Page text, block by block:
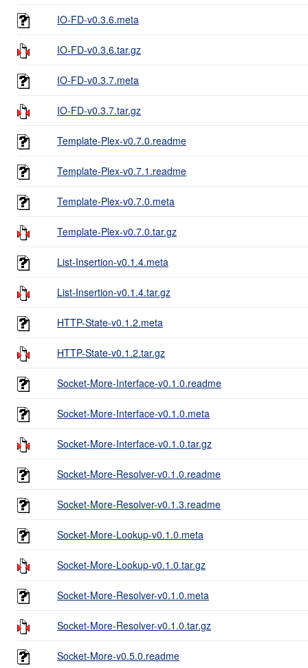
IO-FD-v0.3.6.meta
IO-FD-v0.3.6.tar.gz
IO-FD-v0.3.7.meta
IO-FD-v0.3.7.tar.gz
Template-Plex-v0.7.0.readme
Template-Plex-v0.7.1.readme
Template-Plex-v0.7.0.meta
Template-Plex-v0.7.0.tar.gz
List-Insertion-v0.1.4.meta
List-Insertion-v0.1.4.tar.gz
HTTP-State-v0.1.2.meta
HTTP-State-v0.1.2.tar.gz
Socket-More-Interface-v0.1.0.readme
Socket-More-Interface-v0.1.0.meta
Socket-More-Interface-v0.1.0.tar.gz
Socket-More-Resolver-v0.1.0.readme
Socket-More-Resolver-v0.1.3.readme
Socket-More-Lookup-v0.1.0.meta
Socket-More-Lookup-v0.1.0.tar.gz
Socket-More-Resolver-v0.1.0.meta
Socket-More-Resolver-v0.1.0.tar.gz
Socket-More-v0.5.0.readme